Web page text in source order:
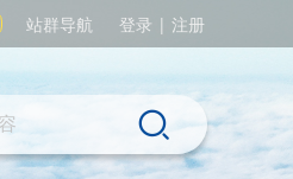
站群导航 登录 | 注册